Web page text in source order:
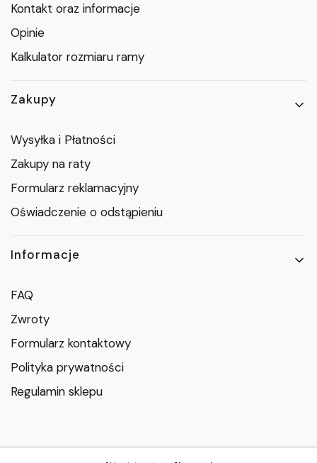
Kontakt oraz informacje
Opinie
Kalkulator rozmiaru ramy
Zakupy
Wysyłka i Płatności
Zakupy na raty
Formularz reklamacyjny
Oświadczenie o odstąpieniu
Informacje
FAQ
Zwroty
Formularz kontaktowy
Polityka prywatności
Regulamin sklepu